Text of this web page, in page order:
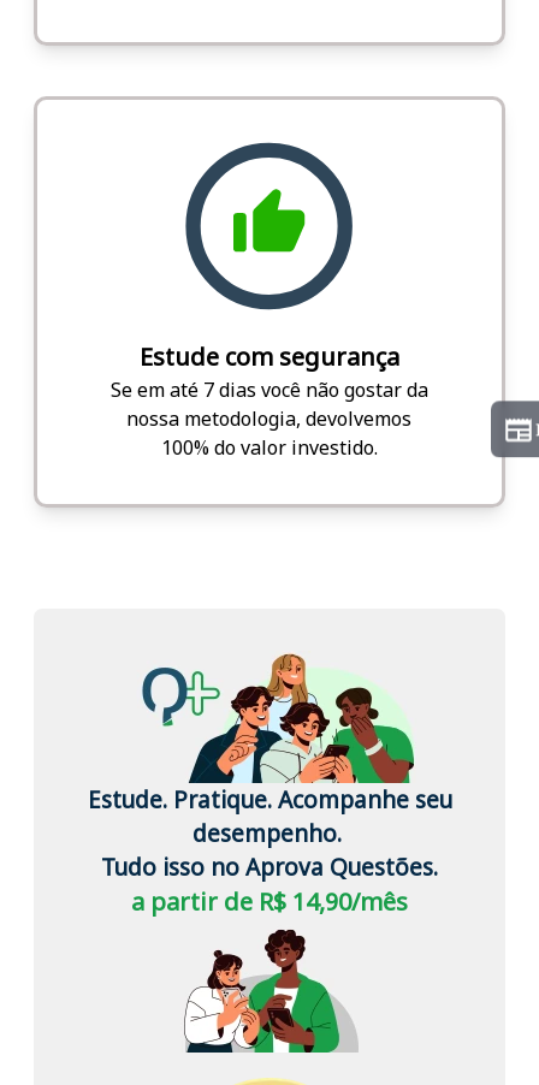
Estude com segurança
Se em até 7 dias você não gostar da
nossa metodologia, devolvemos
100% do valor investido.
Estude. Pratique. Acompanhe seu
desempenho.
Tudo isso no Aprova Questões.
a partir de R$ 14,90/mês